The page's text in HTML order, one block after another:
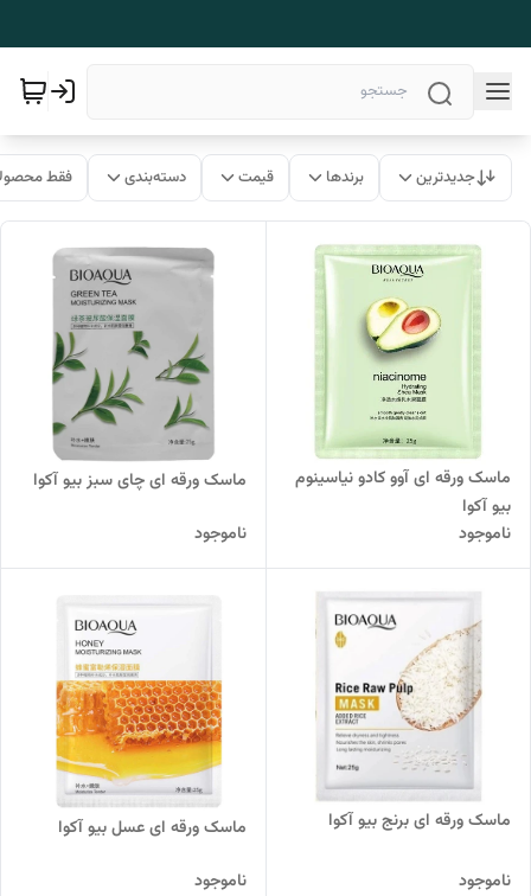
جدیدترین برندها قیمت دسته‌بندی فقط
ماسک ورقه ای آوو کادو نیاسینوم
بیو آکوا
ناموجود
ماسک ورقه ای چای سبز بیو آکوا
ناموجود
ماسک ورقه ای برنج بیو آکوا
ناموجود
ماسک ورقه ای عسل بیو آکوا
ناموجود